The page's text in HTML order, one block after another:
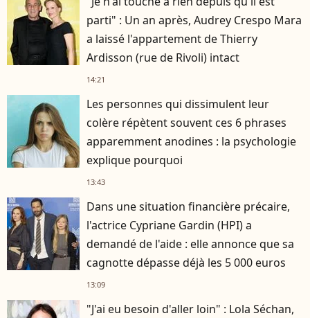
parti" : Un an après, Audrey Crespo Mara
a laissé l'appartement de Thierry
Ardisson (rue de Rivoli) intact
14:21
Les personnes qui dissimulent leur
colère répètent souvent ces 6 phrases
apparemment anodines : la psychologie
explique pourquoi
13:43
Dans une situation financière précaire,
l'actrice Cypriane Gardin (HPI) a
demandé de l'aide : elle annonce que sa
cagnotte dépasse déjà les 5 000 euros
13:09
"J'ai eu besoin d'aller loin" : Lola Séchan,